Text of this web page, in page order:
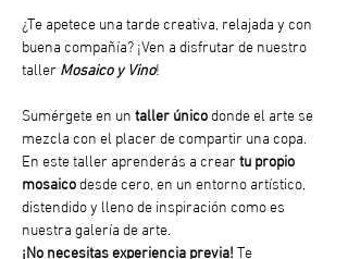
¿Te apetece una tarde creativa, relajada y con
buena compañía? ¡Ven a disfrutar de nuestro
taller Mosaico y Vino!
Sumérgete en un taller único donde el arte se
mezcla con el placer de compartir una copa.
En este taller aprenderás a crear tu propio
mosaico desde cero, en un entorno artístico,
distendido y lleno de inspiración como es
nuestra galería de arte.
¡No necesitas experiencia previa! Te